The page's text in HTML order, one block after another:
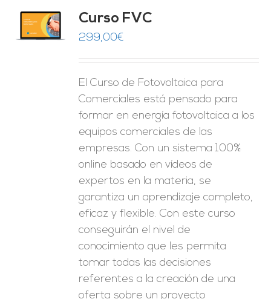
Curso FVC
299,00€
El Curso de Fotovoltaica para
Comerciales está pensado para
formar en energía fotovoltaica a los
equipos comerciales de las
empresas. Con un sistema 100%
online basado en vídeos de
expertos en la materia, se
garantiza un aprendizaje completo,
eficaz y flexible. Con este curso
conseguirán el nivel de
conocimiento que les permita
tomar todas las decisiones
referentes a la creación de una
oferta sobre un proyecto